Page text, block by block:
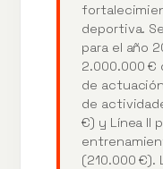
deportiva.
para el año
2.000.000 €
de
de
€) y Línea II
(210.000 €).